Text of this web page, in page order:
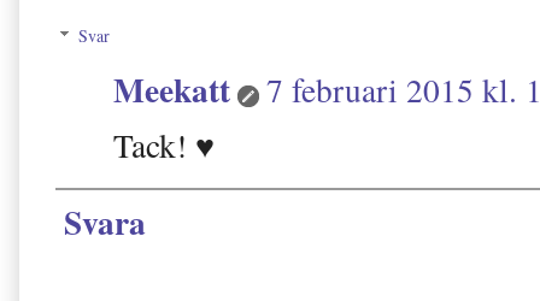
Svar
Meekatt
7 februari 2015 kl.
Tack! ♥
Svara